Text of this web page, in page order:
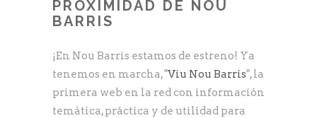
PROXIMIDAD DE NOU
BARRIS
¡En Nou Barris estamos de estreno! Ya
tenemos en marcha, "Viu Nou Barris", la
primera web en la red con información
temática, práctica y de utilidad para